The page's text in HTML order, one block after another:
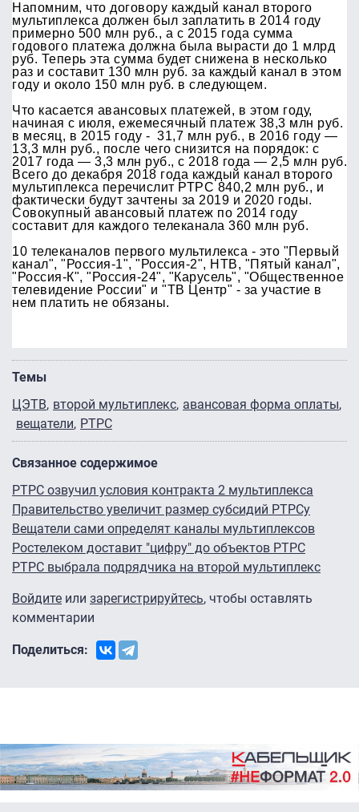
Напомним, что договору каждый канал второго
мультиплекса должен был заплатить в 2014 году
примерно 500 млн руб., а с 2015 года сумма
годового платежа должна была вырасти до 1 млрд
руб. Теперь эта сумма будет снижена в несколько
раз и составит 130 млн руб. за каждый канал в этом
году и около 150 млн руб. в следующем.
Что касается авансовых платежей, в этом году,
начиная с июля, ежемесячный платеж 38,3 млн руб.
в месяц, в 2015 году - 31,7 млн руб., в 2016 году —
13,3 млн руб., после чего снизится на порядок: с
2017 года — 3,3 млн руб., с 2018 года — 2,5 млн руб.
Всего до декабря 2018 года каждый канал второго
мультиплекса перечислит РТРС 840,2 млн руб., и
фактически будут зачтены за 2019 и 2020 годы.
Совокупный авансовый платеж по 2014 году
составит для каждого телеканала 360 млн руб.
10 телеканалов первого мультилекса - это "Первый
канал", "Россия-1", "Россия-2", НТВ, "Пятый канал",
"Россия-К", "Россия-24", "Карусель", "Общественное
телевидение России" и "ТВ Центр" - за участие в
нем платить не обязаны.
Темы
ЦЭТВ второй мультиплекс авансовая форма оплаты
вещатели РТРС
Связанное содержимое
РТРС озвучил условия контракта 2 мультиплекса
Правительство увеличит размер субсидий РТРСу
Вещатели сами определят каналы мультиплексов
Ростелеком доставит "цифру" до объектов РТРС
РТРС выбрала подрядчика на второй мультиплекс
Войдите или зарегистрируйтесь, чтобы оставлять
комментарии
Поделиться: